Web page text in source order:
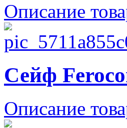
Описание
Сейф
Описание